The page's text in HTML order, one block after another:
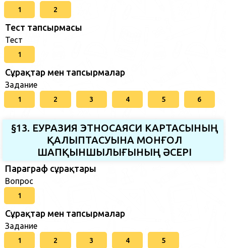
1 2
Тест тапсырмасы
Тест
1
Сұрақтар мен тапсырмалар
Задание
1 2 3 4 5 6
§13. ЕУРАЗИЯ ЭТНОСАЯСИ КАРТАСЫНЫҢ
ҚАЛЫПТАСУЫНА МОНҒОЛ
ШАПҚЫНШЫЛЫҒЫНЫҢ ӘСЕРІ
Параграф сұрақтары
Вопрос
1
Сұрақтар мен тапсырмалар
Задание
1 2 3 4 5